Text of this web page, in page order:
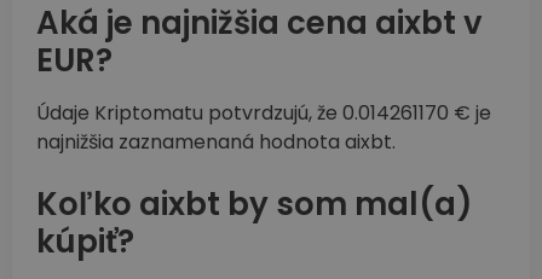
Aká je najnižšia cena aixbt v
EUR?
Údaje Kriptomatu potvrdzujú, že 0.014261170 € je
najnižšia zaznamenaná hodnota aixbt.
Koľko aixbt by som mal(a)
kúpiť?